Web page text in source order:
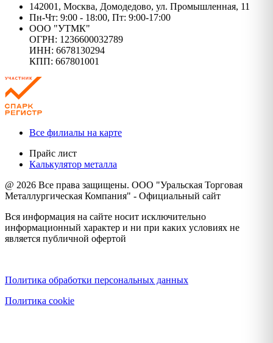
142001, Москва, Домодедово, ул. Промышленная, 11
Пн-Чт: 9:00 - 18:00, Пт: 9:00-17:00
ООО "УТМК"
ОГРН: 1236600032789
ИНН: 6678130294
КПП: 667801001
Все филиалы на карте
Прайс лист
Калькулятор металла
@ 2026 Все права защищены. ООО "Уральская Торговая
Металлургическая Компания" - Официальный сайт
Вся информация на сайте носит исключительно
информационный характер и ни при каких условиях не
является публичной офертой
Политика обработки персональных данных
Политика cookie